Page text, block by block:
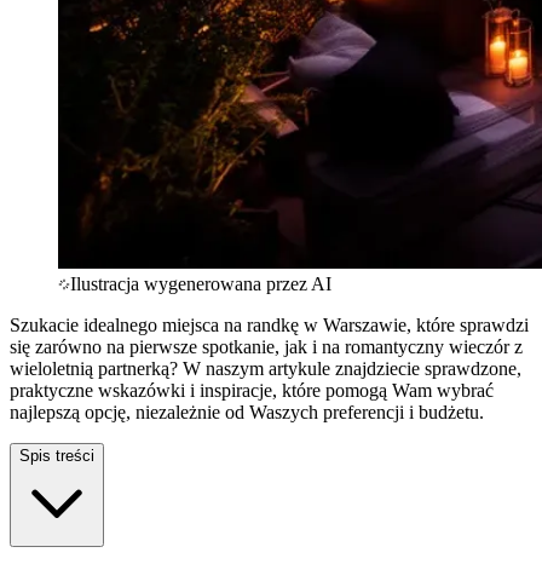
Ilustracja wygenerowana przez AI
Szukacie idealnego miejsca na randkę w Warszawie, które sprawdzi
się zarówno na pierwsze spotkanie, jak i na romantyczny wieczór z
wieloletnią partnerką? W naszym artykule znajdziecie sprawdzone,
praktyczne wskazówki i inspiracje, które pomogą Wam wybrać
najlepszą opcję, niezależnie od Waszych preferencji i budżetu.
Spis treści